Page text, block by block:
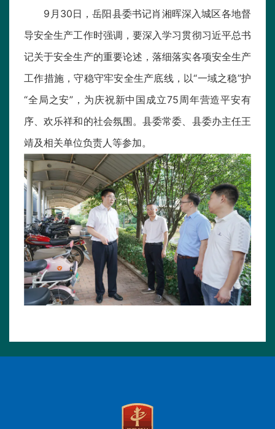
9月30日，岳阳县委书记肖湘晖深入城区各地督
导安全生产工作时强调，要深入学习贯彻习近平总书
记关于安全生产的重要论述，落细落实各项安全生产
工作措施，守稳守牢安全生产底线，以“一域之稳”护
“全局之安”，为庆祝新中国成立75周年营造平安有
序、欢乐祥和的社会氛围。县委常委、县委办主任王
靖及相关单位负责人等参加。